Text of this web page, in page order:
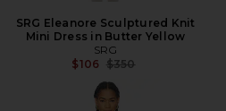
SRG Eleanore Sculptured Knit
Mini Dress in Butter Yellow
SRG
$106 Precio anterior:
$350